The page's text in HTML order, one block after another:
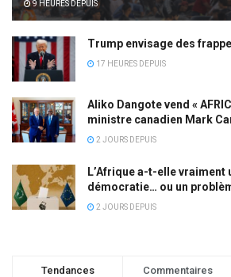
9 HEURES DEPUIS
Trump envisage des
17 HEURES DEPUIS
Aliko Dangote vend «
ministre canadien Mark
2 JOURS DEPUIS
L’Afrique a-t-elle vraiment
démocratie… ou un
2 JOURS DEPUIS
Tendances Commentaires